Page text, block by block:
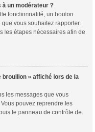
un modérateur ?
fonctionnalité, un bouton
vous souhaitez rapporter.
les étapes nécessaires afin de
» affiché lors de la
les messages que vous
pouvez reprendre les
le panneau de contrôle de